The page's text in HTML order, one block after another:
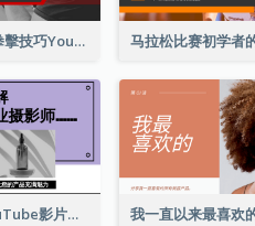
針對新手而設的拳擊技巧Youtube影片縮圖
产品造型摄影YouTube影片缩图